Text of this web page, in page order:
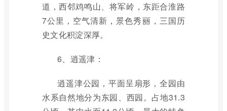
道，西邻鸡鸣山、将军岭，东距合淮路
7公里，空气清新，景色秀丽，三国历
史文化积淀深厚。
6、逍遥津：
逍遥津公园，平面呈扇形，全园由
水系自然地分为东园、西园。占地31.3